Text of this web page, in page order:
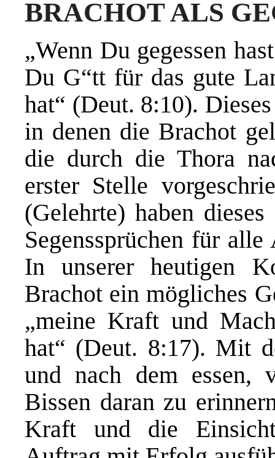
BRACHOT ALS
„Wenn Du gegessen
Du G“tt für das gute
hat“ (Deut. 8:10).
in denen die Brachot
die durch die Thora
erster Stelle
(Gelehrte) haben
Segenssprüchen für
In unserer heutigen
Brachot ein mögliches
„meine Kraft und
hat“ (Deut. 8:17). Mit
und nach dem essen,
Bissen daran zu
Kraft und die